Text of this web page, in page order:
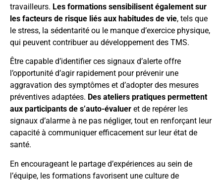
travailleurs. Les formations sensibilisent également sur
les facteurs de risque liés aux habitudes de vie, tels que
le stress, la sédentarité ou le manque d’exercice physique,
qui peuvent contribuer au développement des TMS.
Être capable d’identifier ces signaux d’alerte offre
l’opportunité d’agir rapidement pour prévenir une
aggravation des symptômes et d’adopter des mesures
préventives adaptées. Des ateliers pratiques permettent
aux participants de s’auto-évaluer et de repérer les
signaux d’alarme à ne pas négliger, tout en renforçant leur
capacité à communiquer efficacement sur leur état de
santé.
En encourageant le partage d’expériences au sein de
l’équipe, les formations favorisent une culture de